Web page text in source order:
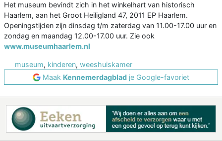
Het museum bevindt zich in het winkelhart van historisch
Haarlem, aan het Groot Heiligland 47, 2011 EP Haarlem.
Openingstijden zijn dinsdag t/m zaterdag van 11.00-17.00 uur en
zondag en maandag 12.00-17.00 uur. Zie ook
www.museumhaarlem.nl
museum, kinderen, weeshuiskamer
Maak Kennemerdagblad je Google-favoriet